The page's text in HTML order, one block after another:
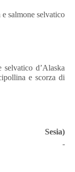
salmone selvatico
selvatico d’Alaska
e scorza di